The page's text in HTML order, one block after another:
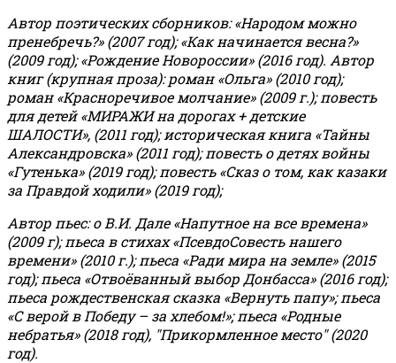
Автор поэтических сборников: «Народом можно
пренебречь?» (2007 год); «Как начинается весна?»
(2009 год); «Рождение Новороссии» (2016 год). Автор
книг (крупная проза): роман «Ольга» (2010 год);
роман «Красноречивое молчание» (2009 г.); повесть
для детей «МИРАЖИ на дорогах + детские
ШАЛОСТИ», (2011 год); историческая книга «Тайны
Александровска» (2011 год); повесть о детях войны
«Гутенька» (2019 год); повесть «Сказ о том, как казаки
за Правдой ходили» (2019 год);
Автор пьес: о В.И. Дале «Напутное на все времена»
(2009 г); пьеса в стихах «ПсевдоСовесть нашего
времени» (2010 г.); пьеса «Ради мира на земле» (2015
год); пьеса «Отвоёванный выбор Донбасса» (2016 год);
пьеса рождественская сказка «Вернуть папу»; пьеса
«С верой в Победу – за хлебом!»;пьеса «Родные
небратья» (2018 год), "Прикормленное место" (2020
год).